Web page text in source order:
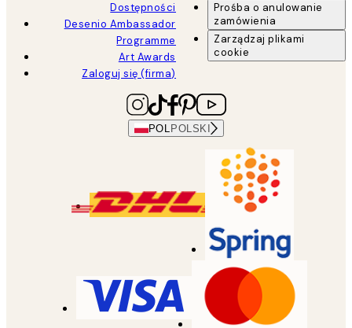
Dostępności
Desenio Ambassador
Programme
Art Awards
Zaloguj się (firma)
Prośba o anulowanie
zamówienia
Zarządzaj plikami
cookie
POL POLSKI